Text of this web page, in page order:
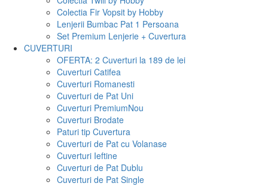
Colectia Fir Vopsit by Hobby
Lenjerii Bumbac Pat 1 Persoana
Set Premium Lenjerie + Cuvertura
CUVERTURI
OFERTA: 2 Cuverturi la 189 de lei
Cuverturi Catifea
Cuverturi Romanesti
Cuverturi de Pat Uni
Cuverturi PremiumNou
Cuverturi Brodate
Paturi tip Cuvertura
Cuverturi de Pat cu Volanase
Cuverturi Ieftine
Cuverturi de Pat Dublu
Cuverturi de Pat Single